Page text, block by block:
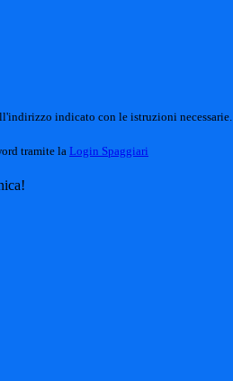
indicato con le istruzioni necessarie.
tramite la Login Spaggiari